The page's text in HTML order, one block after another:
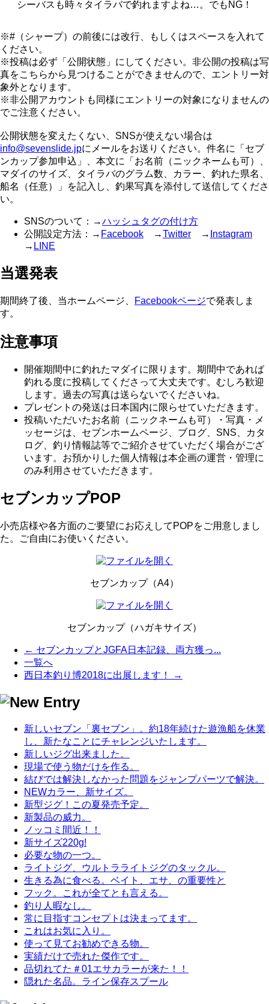
シーバスも時々タイラバで釣れますよね…。でもNG！
※#（シャープ）の前後には改行、もしくはスペースを入れて
ください。
※投稿は必ず「公開状態」にしてください。非公開の投稿は写
真をこちらから見つけることができませんので、エントリー対
象外となります。
※非公開アカウントも同様にエントリーの対象になりませんの
でご注意ください。
公開状態を変えたくない、SNSが使えない場合は
info@sevenslide.jpにメールをお送りください。件名に「セブ
ンカップ参加申込」、本文に「お名前（ニックネームも可）、
マダイのサイズ、タイラバのグラム数、カラー、釣れた県名、
船名（任意）」を記入し、釣果写真を添付して送信してくださ
い。
SNSのついて：→ハッシュタグの付け方
公開設定方法：→ Facebook →Twitter → Instagram
→ LINE
当選発表
期間終了後、当ホームページ、 Facebookページで発表しま
す。
注意事項
開催期間中に釣れたマダイに限ります。期間中であれば
釣れる度に投稿してくださって大丈夫です。むしろ歓迎
します。過去の写真は送らないでくださいね。
プレゼントの発送は日本国内に限らせていただきます。
投稿いただいたお名前（ニックネームも可）・写真・メ
ッセージは、セブンホームページ、ブログ、SNS、カタ
ログ、釣り情報誌等でご紹介させていただく場合がござ
います。お預かりした個人情報は本企画の運営・管理に
のみ利用させていただきます。
セブンカップPOP
小売店様や各方面のご要望にお応えしてPOPをご用意しまし
た。ご自由にお使いください。
セブンカップ（A4）
セブンカップ（ハガキサイズ）
← セブンカップとJGFA日本記録、両方獲っ...
一覧へ
西日本釣り博2018に出展します！ →
新しいセブン「裏セブン」。約18年続けた遊漁船を休業
し、新たなことにチャレンジいたします。
新しいジグ出来ました。
現場で使う物だけを作る。
結びでは解決しなかった問題をジャンプパーツで解決。
NEWカラー、新サイズ。
新型ジグ！この夏発売予定。
新製品の威力。
ノッコミ間近！！
新サイズ220g!
必要な物の一つ。
ライトジグ、ウルトラライトジグのタックル。
生きる為に食べる。ベイト、エサ、の重要性と
フック。これが全てとも言える。
釣り人暇なし。
常に目指すコンセプトは決まってます。
これはお気に入り。
使って見てお勧めできる物。
実績だけで売れた傑作です。
品切れてた＃01エサカラーが来た！！
隠れた名品。ライン保存スプール